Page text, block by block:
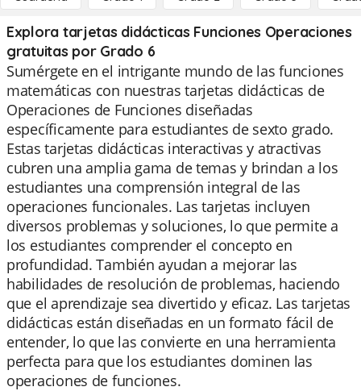
Explora tarjetas didácticas Funciones Operaciones
gratuitas por Grado 6
Sumérgete en el intrigante mundo de las funciones
matemáticas con nuestras tarjetas didácticas de
Operaciones de Funciones diseñadas
específicamente para estudiantes de sexto grado.
Estas tarjetas didácticas interactivas y atractivas
cubren una amplia gama de temas y brindan a los
estudiantes una comprensión integral de las
operaciones funcionales. Las tarjetas incluyen
diversos problemas y soluciones, lo que permite a
los estudiantes comprender el concepto en
profundidad. También ayudan a mejorar las
habilidades de resolución de problemas, haciendo
que el aprendizaje sea divertido y eficaz. Las tarjetas
didácticas están diseñadas en un formato fácil de
entender, lo que las convierte en una herramienta
perfecta para que los estudiantes dominen las
operaciones de funciones.